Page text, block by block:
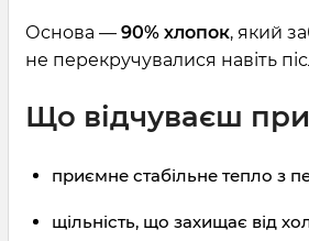
Основа — 90% хлопок, який
не перекручувалися навіть
Що відчуваєш при
приємне стабільне тепло з
щільність, що захищає від